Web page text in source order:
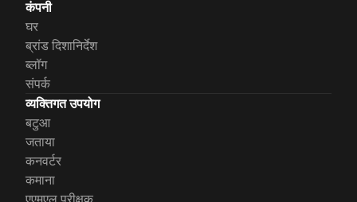
कंपनी
घर
ब्रांड दिशानिर्देश
ब्लॉग
संपर्क
व्यक्तिगत उपयोग
बटुआ
जताया
कनवर्टर
कमाना
एएमएल परीक्षक